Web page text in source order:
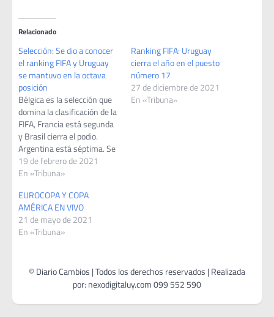
Relacionado
Selección: Se dio a conocer
el ranking FIFA y Uruguay
se mantuvo en la octava
posición
Bélgica es la selección que
domina la clasificación de la
FIFA, Francia está segunda
y Brasil cierra el podio.
Argentina está séptima. Se
dio a conocer el ranking
FIFA y Uruguay se mantuvo
destacar que para
elaborarlo se tomaron en
cuenta 43 juegos de
selecciones…
19 de febrero de 2021
En «Tribuna»
Ranking FIFA: Uruguay
cierra el año en el puesto
número 17
27 de diciembre de 2021
En «Tribuna»
EUROCOPA Y COPA
AMÉRICA EN VIVO
21 de mayo de 2021
En «Tribuna»